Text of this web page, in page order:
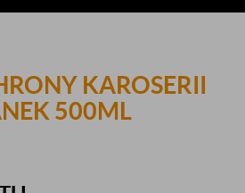
KAROSERII
500ML